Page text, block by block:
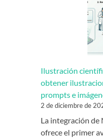
Ilustración
obtener
prompts e
2 de diciembre de
La integración de
ofrece el primer